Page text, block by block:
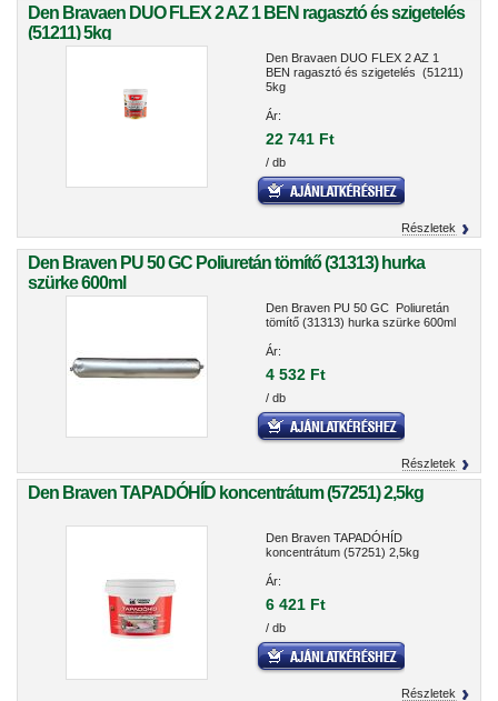
Den Bravaen DUO FLEX 2 AZ 1 BEN ragasztó és szigetelés
(51211) 5kg
Den Bravaen DUO FLEX 2 AZ 1
BEN ragasztó és szigetelés (51211)
5kg
Ár:
22 741 Ft
/ db
Részletek
Den Braven PU 50 GC Poliuretán tömítő (31313) hurka
szürke 600ml
Den Braven PU 50 GC Poliuretán
tömítő (31313) hurka szürke 600ml
Ár:
4 532 Ft
/ db
Részletek
Den Braven TAPADÓHÍD koncentrátum (57251) 2,5kg
Den Braven TAPADÓHÍD
koncentrátum (57251) 2,5kg
Ár:
6 421 Ft
/ db
Részletek